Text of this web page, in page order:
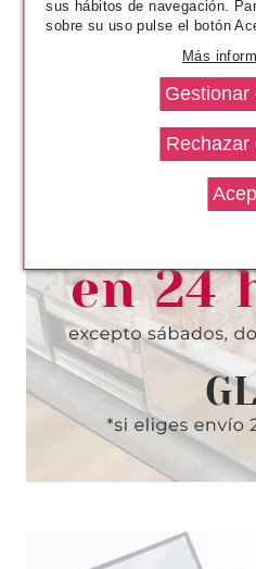
Pvr 29.50€
-56%
sus hábitos de navegación.
sobre su uso pulse el botón
Más